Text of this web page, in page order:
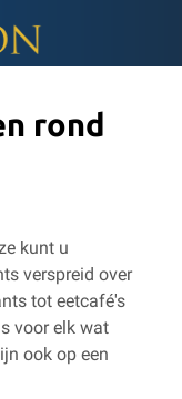
rond
kunt u
verspreid over
tot eetcafé's
voor elk wat
ook op een